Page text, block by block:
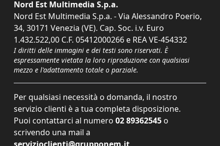
Nord Est Multimedia S.p.a.
Nord Est Multimedia S.p.a. - Via Alessandro Poerio,
34, 30171 Venezia (VE). Cap. Soc. i.v. Euro
1.432.522,00 C.F. 05412000266 e REA VE-454332
I diritti delle immagini e dei testi sono riservati. È
espressamente vietata la loro riproduzione con qualsiasi
mezzo e l'adattamento totale o parziale.
Per qualsiasi necessità o domanda, il nostro
servizio clienti è a tua completa disposizione.
Puoi contattarci al numero 02 89362545 o
scrivendo una mail a